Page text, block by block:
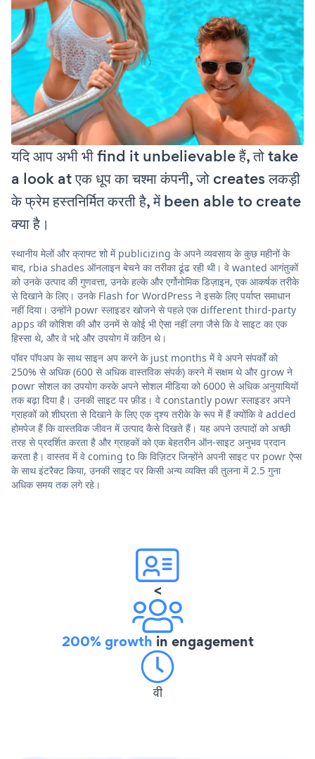
यदि आप अभी भी find it unbelievable हैं, तो take
a look at एक धूप का चश्मा कंपनी, जो creates लकड़ी
के फ्रेम हस्तनिर्मित करती है, में been able to create
क्या है।
स्थानीय मेलों और क्राफ्ट शो में publicizing के अपने व्यवसाय के कुछ महीनों के
बाद, rbia shades ऑनलाइन बेचने का तरीका ढूंढ रही थी। वे wanted आगंतुकों
को उनके उत्पाद की गुणवत्ता, उनके हल्के और एर्गोनोमिक डिज़ाइन, एक आकर्षक तरीके
से दिखाने के लिए। उनके Flash for WordPress ने इसके लिए पर्याप्त समाधान
नहीं दिया। उन्होंने powr स्लाइडर खोजने से पहले एक different third-party
apps की कोशिश की और उनमें से कोई भी ऐसा नहीं लगा जैसे कि वे साइट का एक
हिस्सा थे, और वे भद्दे और उपयोग में कठिन थे।
पॉवर पॉपअप के साथ साइन अप करने के just months में वे अपने संपर्कों को
250% से अधिक (600 से अधिक वास्तविक संपर्क) करने में सक्षम थे और grow ने
powr सोशल का उपयोग करके अपने सोशल मीडिया को 6000 से अधिक अनुयायियों
तक बढ़ा दिया है। उनकी साइट पर फ़ीड। वे constantly powr स्लाइडर अपने
ग्राहकों को शीघ्रता से दिखाने के लिए एक दृश्य तरीके के रूप में हैं क्योंकि वे added
होमपेज हैं कि वास्तविक जीवन में उत्पाद कैसे दिखते हैं। यह अपने उत्पादों को अच्छी
तरह से प्रदर्शित करता है और ग्राहकों को एक बेहतरीन ऑन-साइट अनुभव प्रदान
करता है। वास्तव में वे coming to कि विज़िटर जिन्होंने अपनी साइट पर powr ऐप्स
के साथ इंटरैक्ट किया, उनकी साइट पर किसी अन्य व्यक्ति की तुलना में 2.5 गुना
अधिक समय तक लगे रहे।
<
200% growth in engagement
वी